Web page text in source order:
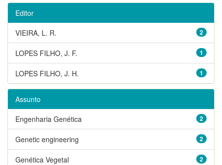
Editor
2
VIEIRA, L. R.
1
LOPES FILHO, J. F.
1
LOPES FILHO, J. H.
Assunto
2
Engenharia Genética
2
Genetic engineering
2
Genética Vegetal